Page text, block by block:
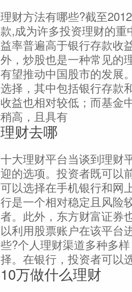
理财方法有哪些?截至
款,成为许多投资理财的
益率普遍高于银行存款收
外，炒股也是一种常见的
有望推动中国股市的发展
选择，其中包括银行存款
收益也相对较低；而基金
稍高，且具有
理财去哪
十大理财平台当谈到理财
迎的选项。投资者既可以
可以选择在手机银行和网
行是一个相对稳定且风险
者。此外，东方财富证券
以利用股票账户在该平台
些?个人理财渠道多种多
择。在银行，投资者可以
10万做什么理财